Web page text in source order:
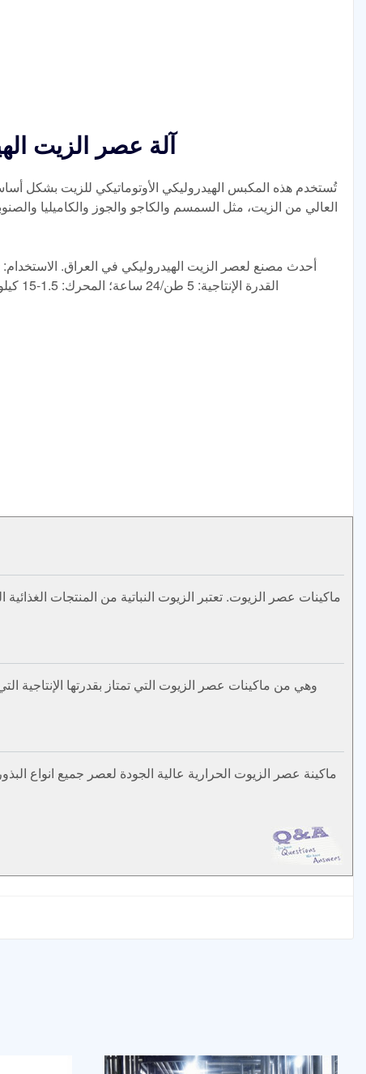
آلة عصر الزيت
تُستخدم هذه المكبس الهيدروليكي الأوتوماتيكي للزيت بشكل
العالي من الزيت، مثل السمسم والكاجو والجوز والكاميليا
أحدث مصنع لعصر الزيت الهيدروليكي في العراق.
ماكينات عصر الزيوت. تعتبر الزيوت النباتية من المنتجات
ماكينة عصر الزيوت الحرارية عالية الجودة لعصر جميع انواع